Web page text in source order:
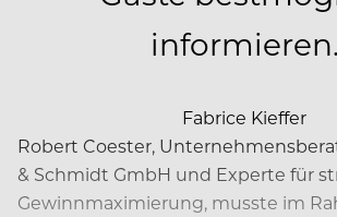
informieren.
Fabrice Kieffer
Robert Coester,
& Schmidt GmbH und Experte für
Gewinnmaximierung, musste im